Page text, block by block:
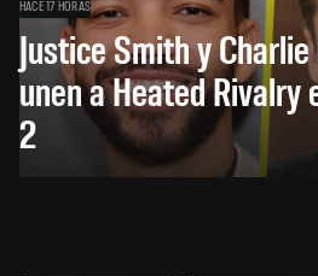
HACE 17 HORAS
Justice Smith y
unen a Heated Rivalry
2